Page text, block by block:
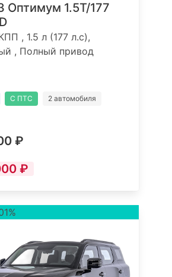
Оптимум 1.5T/177
, 1.5 л (177 л.с),
, Полный привод
С ПТС 2 автомобиля
₽
₽